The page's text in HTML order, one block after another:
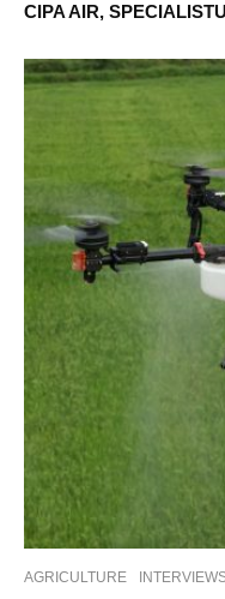
CIPA AIR,
AGRICULTURE